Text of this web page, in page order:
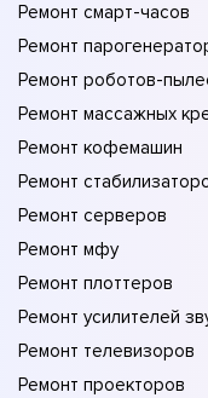
Ремонт смарт-часов
Ремонт
Ремонт роботов-
Ремонт массажных
Ремонт кофемашин
Ремонт
Ремонт серверов
Ремонт мфу
Ремонт плоттеров
Ремонт усилителей
Ремонт телевизоров
Ремонт проекторов